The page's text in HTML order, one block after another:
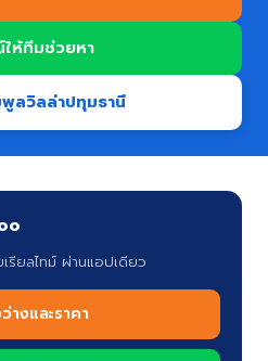
ให้ทีมช่วยหา
พูลวิลล่าปทุมธานี
รียลไทม์ ผ่านแอปเดียว
างและราคา